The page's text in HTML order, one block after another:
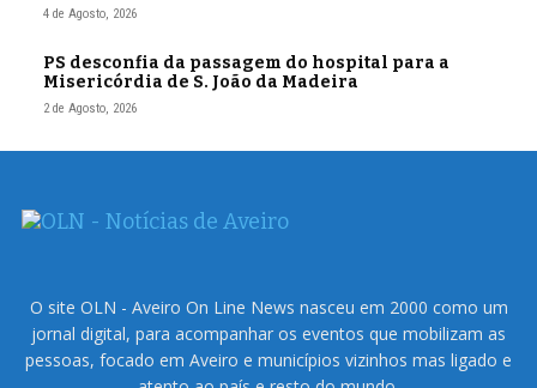
4 de Agosto, 2026
PS desconfia da passagem do hospital para a
Misericórdia de S. João da Madeira
2 de Agosto, 2026
O site OLN - Aveiro On Line News nasceu em 2000 como um
jornal digital, para acompanhar os eventos que mobilizam as
pessoas, focado em Aveiro e municípios vizinhos mas ligado e